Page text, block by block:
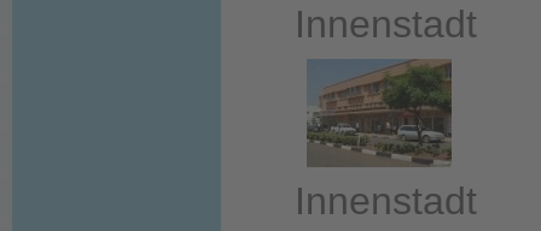
Innenstadt
Innenstadt